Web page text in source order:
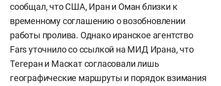
сообщал, что США, Иран и Оман близки к
временному соглашению о возобновлении
работы пролива. Однако иранское агентство
Fars уточнило со ссылкой на МИД Ирана, что
Тегеран и Маскат согласовали лишь
географические маршруты и порядок взимания